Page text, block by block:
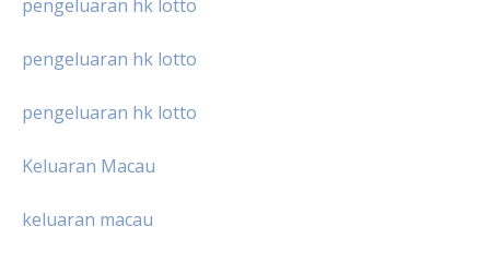
pengeluaran hk lotto
pengeluaran hk lotto
pengeluaran hk lotto
Keluaran Macau
keluaran macau